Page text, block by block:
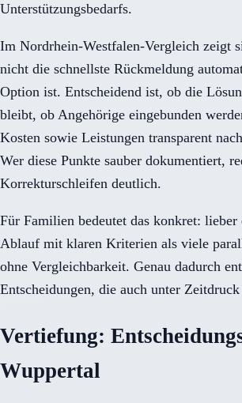
Unterstützungsbedarfs.
Im Nordrhein-Westfalen-Vergleich zeigt
nicht die schnellste Rückmeldung
Option ist. Entscheidend ist, ob die
bleibt, ob Angehörige eingebunden
Kosten sowie Leistungen transparent
Wer diese Punkte sauber dokumentiert,
Korrekturschleifen deutlich.
Für Familien bedeutet das konkret: lieber
Ablauf mit klaren Kriterien als viele
ohne Vergleichbarkeit. Genau dadurch
Entscheidungen, die auch unter
Vertiefung:
Wuppertal